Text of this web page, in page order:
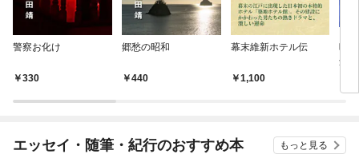
警察お化け
330
郷愁の昭和
440
幕末維新ホテル伝
1,100
暁
創
エッセイ・随筆・紀行のおすすめ本 もっと見る